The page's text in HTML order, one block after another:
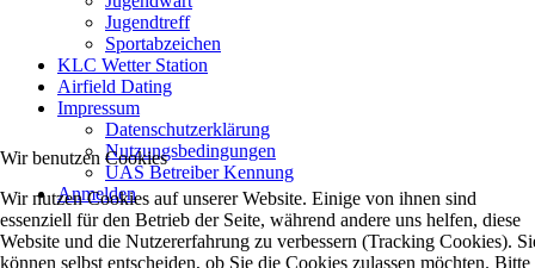
Jugendtreff
Sportabzeichen
KLC Wetter Station
Airfield Dating
Impressum
Datenschutzerklärung
Nutzungsbedingungen
UAS Betreiber Kennung
Anmelden
Wir benutzen Cookies
Wir nutzen Cookies auf unserer Website. Einige von ihnen sind
essenziell für den Betrieb der Seite, während andere uns helfen, diese
Website und die Nutzererfahrung zu verbessern (Tracking Cookies).
können selbst entscheiden, ob Sie die Cookies zulassen möchten. Bitte